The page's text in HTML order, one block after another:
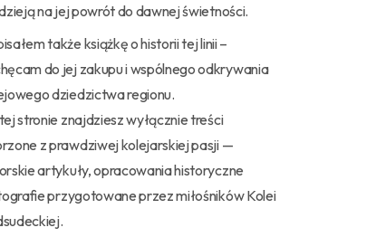
na jej powrót do dawnej świetności.
także książkę o historii tej linii –
do jej zakupu i wspólnego odkrywania
dziedzictwa regionu.
stronie znajdziesz wyłącznie treści
z prawdziwej kolejarskiej pasji —
artykuły, opracowania historyczne
przygotowane przez miłośników Kolei